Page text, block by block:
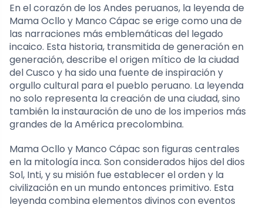
En el corazón de los Andes peruanos, la leyenda de
Mama Ocllo y Manco Cápac se erige como una de
las narraciones más emblemáticas del legado
incaico. Esta historia, transmitida de generación en
generación, describe el origen mítico de la ciudad
del Cusco y ha sido una fuente de inspiración y
orgullo cultural para el pueblo peruano. La leyenda
no solo representa la creación de una ciudad, sino
también la instauración de uno de los imperios más
grandes de la América precolombina.
Mama Ocllo y Manco Cápac son figuras centrales
en la mitología inca. Son considerados hijos del dios
Sol, Inti, y su misión fue establecer el orden y la
civilización en un mundo entonces primitivo. Esta
leyenda combina elementos divinos con eventos